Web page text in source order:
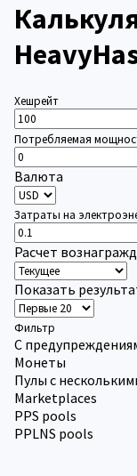
Хешрейт
Потребляемая
Валюта
Затраты на
Расчет
Показать
Фильтр
С
Монеты
Пулы с
Marketplaces
PPS pools
PPLNS pools